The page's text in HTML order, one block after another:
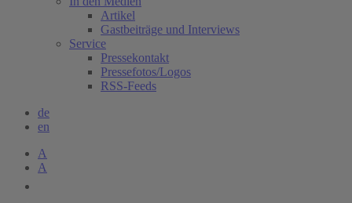
Artikel
Gastbeiträge und Interviews
Service
Pressekontakt
Pressefotos/Logos
RSS-Feeds
de
en
A
A